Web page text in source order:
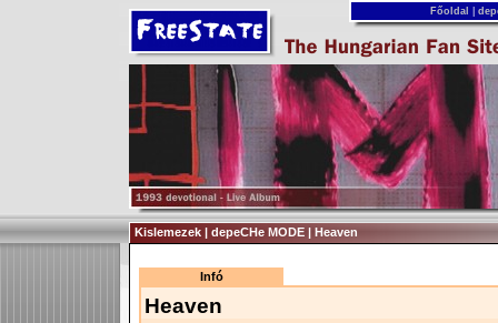
Főoldal
Kislemezek | depeCHe MODE | Heaven
Infó
Heaven